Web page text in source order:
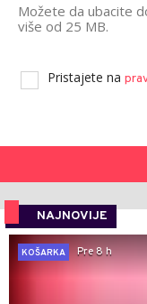
Možete da ubacite
više od 25 MB.
Pristajete na
NAJNOVIJE
KOŠARKA
Pre 8 h